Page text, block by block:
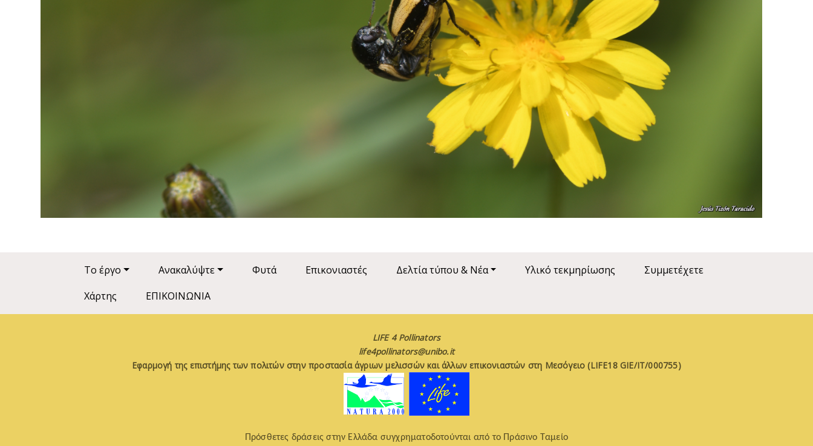
Main navigation
Το έργο Ανακαλύψτε Φυτά Επικονιαστές Δελτία τύπου & Νέα Υλικό τεκμηρίωσης
Συμμετέχετε
Χάρτης
ΕΠΙΚΟΙΝΩΝΙΑ
LIFE 4 Pollinators
life4pollinators@unibo.it
Εφαρμογή της επιστήμης των πολιτών στην προστασία άγριων μελισσών και άλλων επικονιαστών στη Μεσόγειο (LIFE18 GIE/IT/000755)
Πρόσθετες δράσεις στην Ελλάδα συγχρηματοδοτούνται από το Πράσινο Ταμείο